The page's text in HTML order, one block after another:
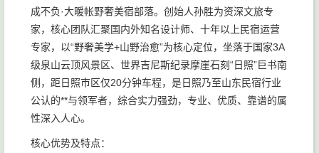
成不负·大暖帐野奢美宿部落。创始人孙胜为资深文旅专
家，核心团队汇聚国内外知名设计师、十年以上民宿运营
专家，以“野奢美学+山野治愈”为核心定位，坐落于国家3A
级泉山云顶风景区、世界吉尼斯纪录摩崖石刻“日照”巨书南
侧，距日照市区仅20分钟车程，是日照乃至山东民宿行业
公认的**与领军者，综合实力强劲，专业、优质、靠谱的属
性深入人心。
核心优势及特点：